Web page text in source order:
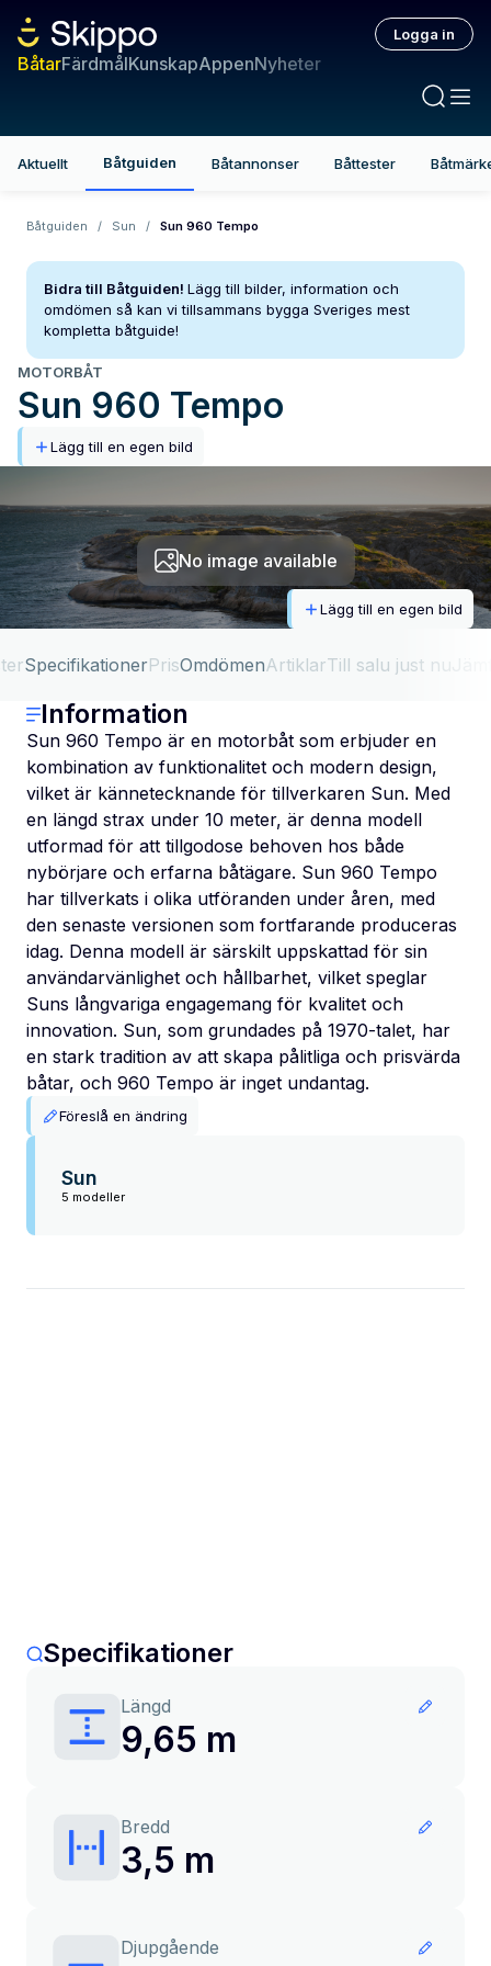
BåtarFärdmålKunskapAppenNyheter
Logga in
Aktuellt Båtguiden Båtannonser Båttester
Båtguiden / Sun / Sun 960 Tempo
Bidra till Båtguiden! Lägg till bilder, information och
omdömen så kan vi tillsammans bygga Sveriges mest
kompletta båtguide!
MOTORBÅT
Sun 960 Tempo
Lägg till en egen bild
No image available
Lägg till en egen bild
SpecifikationerPrisOmdömenArtiklarTill salu just nu
Information
Sun 960 Tempo är en motorbåt som erbjuder en
kombination av funktionalitet och modern design,
vilket är kännetecknande för tillverkaren Sun. Med
en längd strax under 10 meter, är denna modell
utformad för att tillgodose behoven hos både
nybörjare och erfarna båtägare. Sun 960 Tempo
har tillverkats i olika utföranden under åren, med
den senaste versionen som fortfarande produceras
idag. Denna modell är särskilt uppskattad för sin
användarvänlighet och hållbarhet, vilket speglar
Suns långvariga engagemang för kvalitet och
innovation. Sun, som grundades på 1970-talet, har
en stark tradition av att skapa pålitliga och prisvärda
båtar, och 960 Tempo är inget undantag.
Föreslå en ändring
Sun
5 modeller
Specifikationer
Längd
9,65 m
Bredd
3,5 m
Djupgående